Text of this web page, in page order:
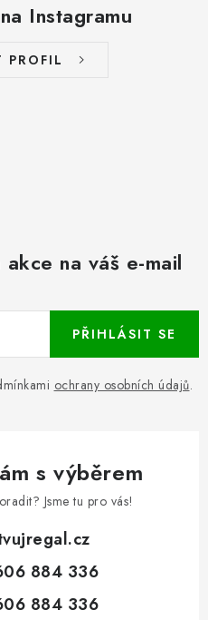
Instagramu
PROFIL
na váš e-mail
ochrany osobních údajů.
PŘIHLÁSIT SE
s výběrem
Jsme tu pro vás!
884 336
884 336